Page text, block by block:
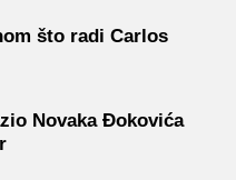
što radi Carlos
Novaka Đokovića